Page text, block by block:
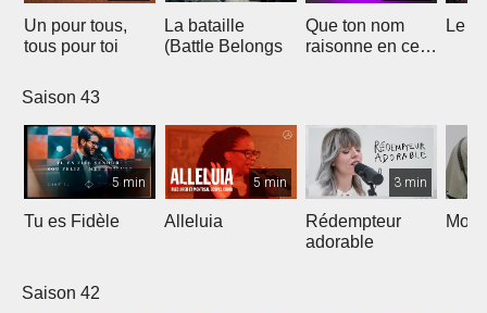
Un pour tous,
tous pour toi
La bataille
(Battle Belongs
Que ton nom
raisonne en ce
Le
Saison 43
5 min
Tu es Fidèle
5 min
Alleluia
3 min
Rédempteur
adorable
Mon
Saison 42